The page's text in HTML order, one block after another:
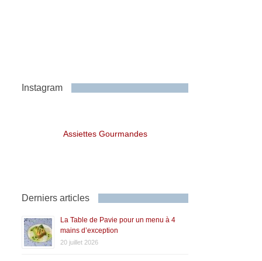
Instagram
Assiettes Gourmandes
Derniers articles
La Table de Pavie pour un menu à 4
mains d’exception
20 juillet 2026